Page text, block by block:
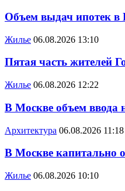
Объем выдач ипотек в
Жилье 06.08.2026 13:10
Пятая часть жителей
Жилье 06.08.2026 12:22
В Москве объем ввода
Архитектура 06.08.2026 11:18
В Москве капитально
Жилье 06.08.2026 10:10